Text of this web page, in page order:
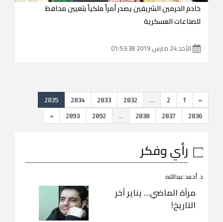
خادم الحرمين الشريفين يصدر أمراً ملكياً بتعيين محافظ
للصناعات العسكرية
الأحد 24 مارس 2019 01:53:38
«
1
2
...
2832
2833
2834
2835
2836
2837
2838
...
2892
2893
»
رأي وفكر
د. أحمد عبداللاه
مرآة الماضي… يناير آخر
التاريخ!